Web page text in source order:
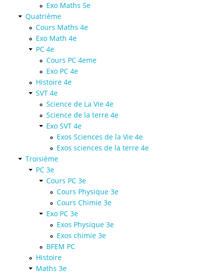
Exo Maths 5e
Quatrième
Cours Maths 4e
Exo Math 4e
PC 4e
Cours PC 4eme
Exo PC 4e
Histoire 4e
SVT 4e
Science de La Vie 4e
Science de la terre 4e
Exo SVT 4e
Exos Sciences de la Vie 4e
Exos sciences de la terre 4e
Troisième
PC 3e
Cours PC 3e
Cours Physique 3e
Cours Chimie 3e
Exo PC 3e
Exos Physique 3e
Exos chimie 3e
BFEM PC
Histoire
Maths 3e